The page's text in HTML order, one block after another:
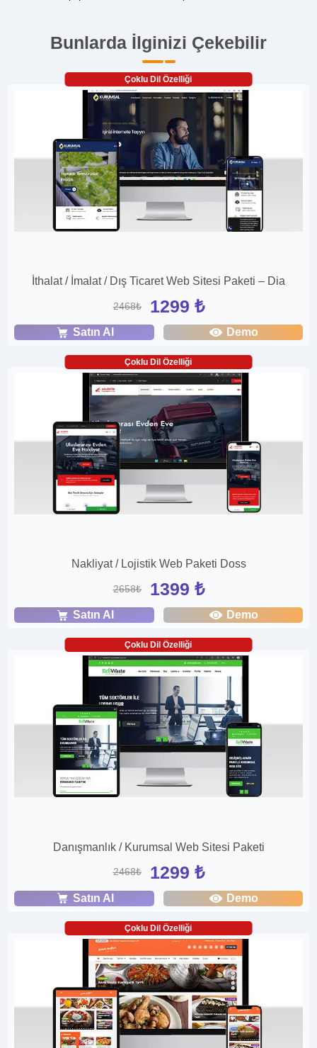
Bunlarda İlginizi Çekebilir
Çoklu Dil Özelliği
İthalat / İmalat / Dış Ticaret Web Sitesi Paketi – Dia
2468₺ 1299 ₺
Satın Al Demo
Çoklu Dil Özelliği
Nakliyat / Lojistik Web Paketi Doss
2658₺ 1399 ₺
Satın Al Demo
Çoklu Dil Özelliği
Danışmanlık / Kurumsal Web Sitesi Paketi
2468₺ 1299 ₺
Satın Al Demo
Çoklu Dil Özelliği